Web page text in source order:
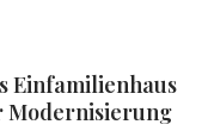
Einfamilienhaus
Modernisierung